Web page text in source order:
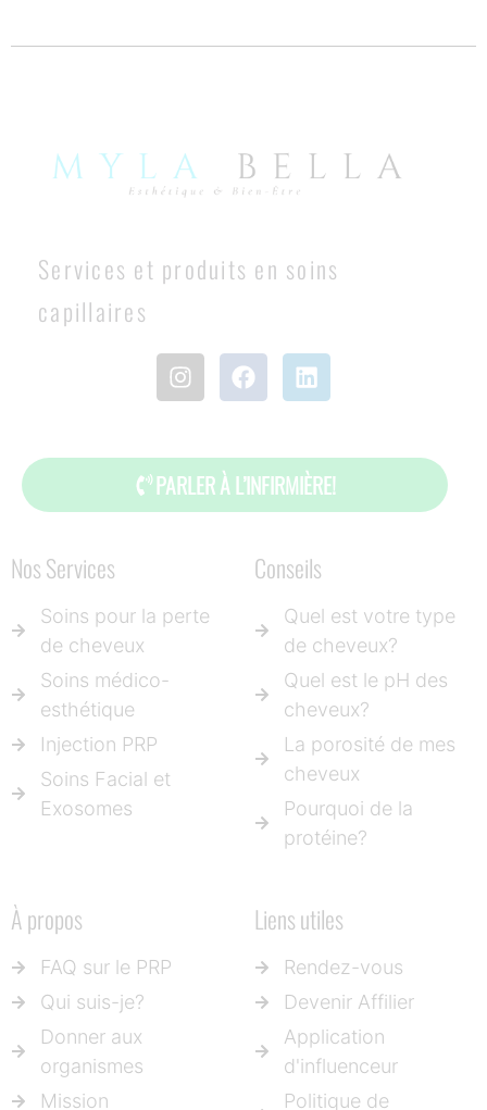
Services et produits en soins
capillaires
PARLER À L’INFIRMIÈRE!
Nos Services
Soins pour la perte
de cheveux
Soins médico-
esthétique
Injection PRP
Soins Facial et
Exosomes
Conseils
Quel est votre type
de cheveux?
Quel est le pH des
cheveux?
La porosité de mes
cheveux
Pourquoi de la
protéine?
À propos
FAQ sur le PRP
Qui suis-je?
Donner aux
organismes
Mission
Liens utiles
Rendez-vous
Devenir Affilier
Application
d'influenceur
Politique de